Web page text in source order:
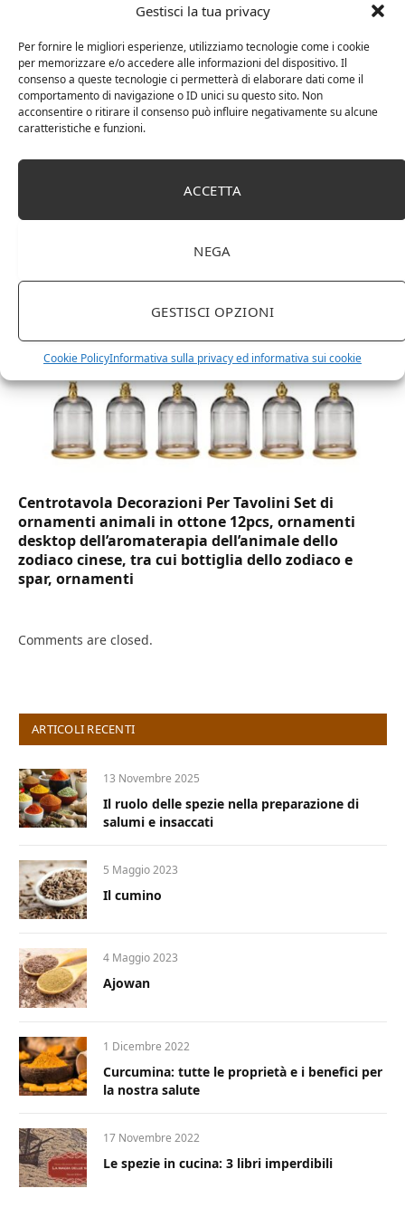
Gestisci la tua privacy
Per fornire le migliori esperienze, utilizziamo tecnologie come i cookie
per memorizzare e/o accedere alle informazioni del dispositivo. Il
consenso a queste tecnologie ci permetterà di elaborare dati come il
comportamento di navigazione o ID unici su questo sito. Non
acconsentire o ritirare il consenso può influire negativamente su alcune
caratteristiche e funzioni.
ACCETTA
NEGA
GESTISCI OPZIONI
Cookie PolicyInformativa sulla privacy ed informativa sui cookie
DOT Horeca Solutions 1000 Bicchieri PET
trasparenti monouso 350 ML tacca 0,3 alta qualità
Centrotavola Decorazioni Per Tavolini Set di
ornamenti animali in ottone 12pcs, ornamenti
desktop dell’aromaterapia dell’animale dello
zodiaco cinese, tra cui bottiglia dello zodiaco e
spar, ornamenti
Comments are closed.
ARTICOLI RECENTI
13 Novembre 2025
Il ruolo delle spezie nella preparazione di
salumi e insaccati
5 Maggio 2023
Il cumino
4 Maggio 2023
Ajowan
1 Dicembre 2022
Curcumina: tutte le proprietà e i benefici per
la nostra salute
17 Novembre 2022
Le spezie in cucina: 3 libri imperdibili